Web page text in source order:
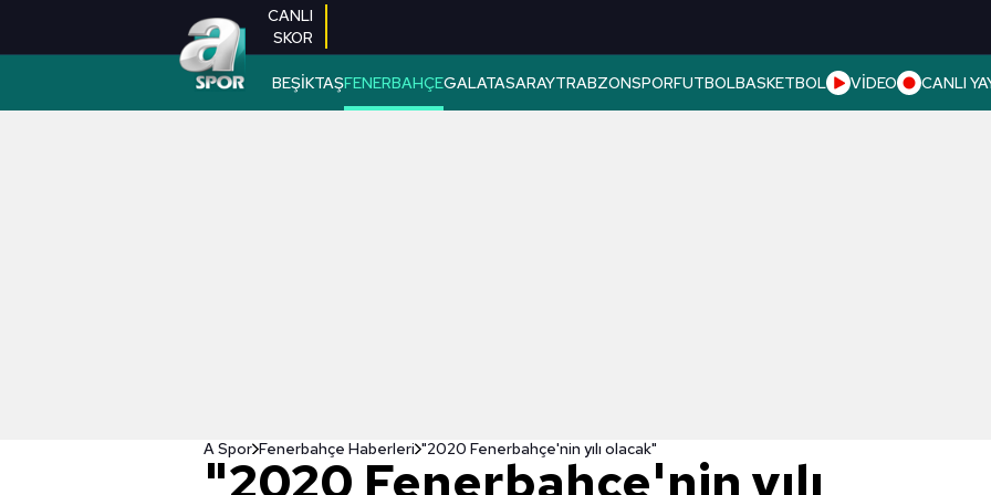
CANLI
SKOR
BEŞİKTAŞFENERBAHÇEGALATASARAYTRABZONSPORFUTBOLBASKETBOL VİDEO CANLI
A Spor Fenerbahçe Haberleri "2020 Fenerbahçe'nin yılı olacak"
"2020 Fenerbahçe'nin yılı